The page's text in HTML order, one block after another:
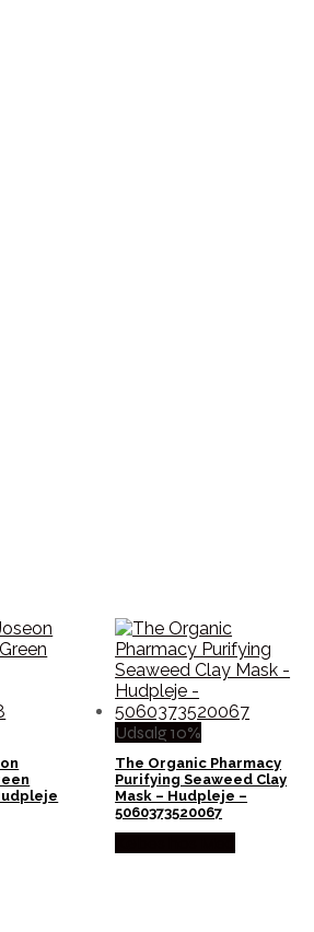
Udsalg 10%
The Organic Pharmacy
Purifying Seaweed Clay
Mask – Hudpleje –
5060373520067